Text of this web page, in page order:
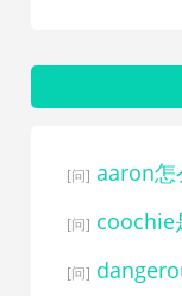
[问] aaron怎
[问] coochie
[问]